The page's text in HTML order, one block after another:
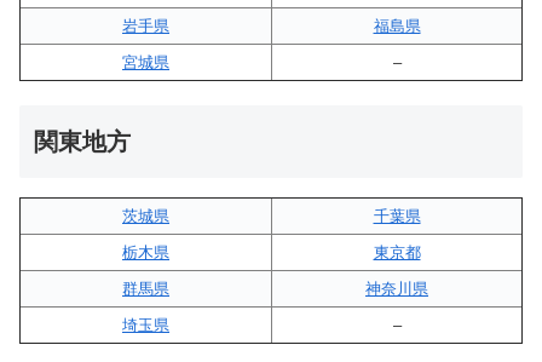
岩手県
福島県
宮城県
–
関東地方
茨城県
千葉県
栃木県
東京都
群馬県
神奈川県
埼玉県
–